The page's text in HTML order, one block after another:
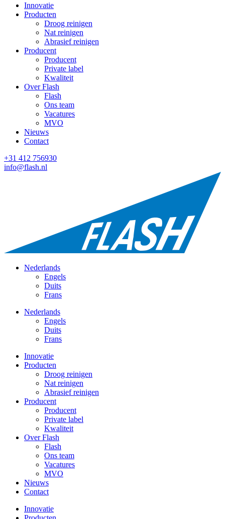
Innovatie
Producten
Droog reinigen
Nat reinigen
Abrasief reinigen
Producent
Producent
Private label
Kwaliteit
Over Flash
Flash
Ons team
Vacatures
MVO
Nieuws
Contact
+31 412 756930
info@flash.nl
Nederlands
Engels
Duits
Frans
Nederlands
Engels
Duits
Frans
Innovatie
Producten
Droog reinigen
Nat reinigen
Abrasief reinigen
Producent
Producent
Private label
Kwaliteit
Over Flash
Flash
Ons team
Vacatures
MVO
Nieuws
Contact
Innovatie